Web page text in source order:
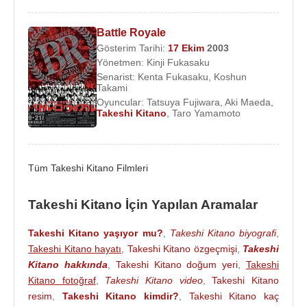
ile birlikte “Two Beat” adlı komedi ikilisini kurmuştur.
İkili, hızlı konuşma temposu, keskin mizahı ve
toplumsal tabularla oynayan üslubuyla
televizyonunda büyük ilgi görmüştür. Bu dönemde
Takeshi Kitano, “Beat Takeshi” sahne adıyla
tanınmaya başlamış ve kısa sürede ülkenin en
popüler televizyon komedyenlerinden biri haline
gelmiştir. 1974 yılında gösterilerini izleyen bir TV
yapımcısı, vakit kaybetmeden ikiliyle anlaşma
imzaladı. Tanınmaları iki sene sonra, Japonya’nın
sonra gerçekleşti.
Kitano'nun muazzam bir kriminal potansiyeli
olduğunu düşünerek onu komedinin sınırları dışına
taşıyan ilk yapımcı oldu. Oshima’nın tavsiyelerine
uyan Takeshi, bir TV dizisinde canlandırdığı
Battle Royale
Gösterim Tarihi: 17 Ekim 2003
Yönetmen: Kinji Fukasaku
Senarist: Kenta Fukasaku
Koshun
Takami
Oyuncular: Tatsuya Fujiwara Aki Maeda
Takeshi Kitano Taro Yamamoto
Tüm Takeshi Kitano Filmleri
Takeshi Kitano İçin Yapılan Aramalar
Takeshi Kitano yaşıyor mu? Takeshi Kitano biyografi,
Takeshi Kitano hayatı
Takeshi Kitano özgeçmişi, Takeshi
Kitano hakkında
Takeshi Kitano doğum yeri ,Takeshi
Kitano fotoğraf, Takeshi Kitano video,Takeshi Kitano
resim
Takeshi Kitano kimdir?
Takeshi Kitano kaç